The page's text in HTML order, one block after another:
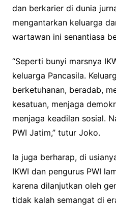
dan berkarier di dunia
mengantarkan keluarga
wartawan ini senantiasa
“Seperti bunyi marsnya
keluarga Pancasila.
berketuhanan, beradab,
kesatuan, menjaga
menjaga keadilan sosial.
PWI Jatim,” tutur Joko.
Ia juga berharap, di
IKWI dan pengurus PWI
karena dilanjutkan oleh
tidak kalah semangat di